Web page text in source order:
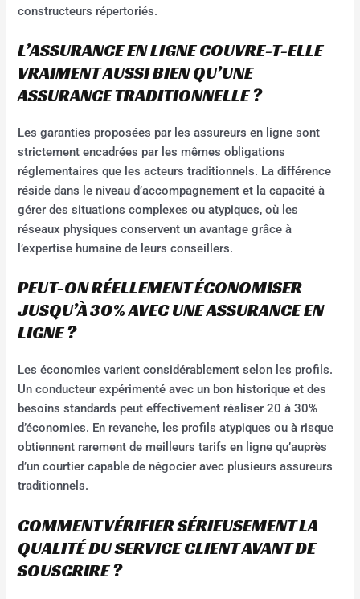
constructeurs répertoriés.
L’ASSURANCE EN LIGNE COUVRE-T-ELLE
VRAIMENT AUSSI BIEN QU’UNE
ASSURANCE TRADITIONNELLE ?
Les garanties proposées par les assureurs en ligne sont
strictement encadrées par les mêmes obligations
réglementaires que les acteurs traditionnels. La différence
réside dans le niveau d’accompagnement et la capacité à
gérer des situations complexes ou atypiques, où les
réseaux physiques conservent un avantage grâce à
l’expertise humaine de leurs conseillers.
PEUT-ON RÉELLEMENT ÉCONOMISER
JUSQU’À 30% AVEC UNE ASSURANCE EN
LIGNE ?
Les économies varient considérablement selon les profils.
Un conducteur expérimenté avec un bon historique et des
besoins standards peut effectivement réaliser 20 à 30%
d’économies. En revanche, les profils atypiques ou à risque
obtiennent rarement de meilleurs tarifs en ligne qu’auprès
d’un courtier capable de négocier avec plusieurs assureurs
traditionnels.
COMMENT VÉRIFIER SÉRIEUSEMENT LA
QUALITÉ DU SERVICE CLIENT AVANT DE
SOUSCRIRE ?